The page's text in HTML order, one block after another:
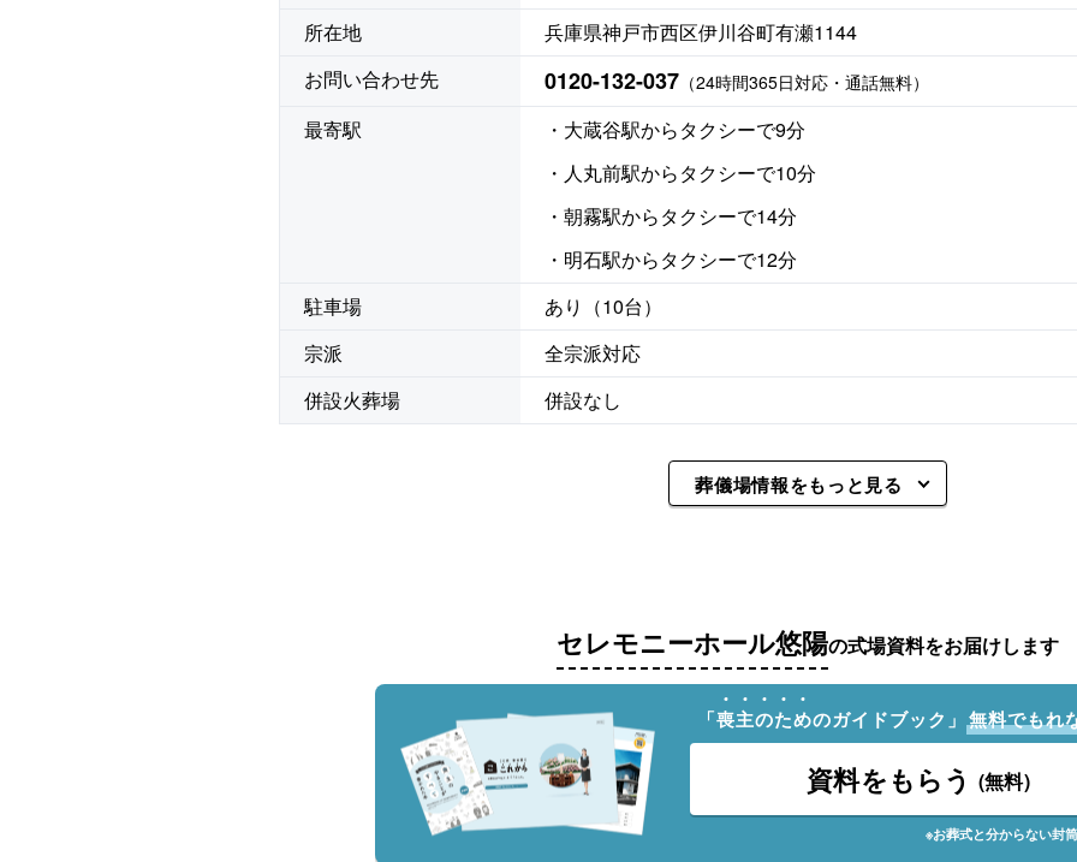
所在地
兵庫県神戸市西区伊川谷町有瀬1144
お問い合わせ先
0120-132-037 （24時間365日対応・通話無料）
最寄駅
・大蔵谷駅からタクシーで9分
・人丸前駅からタクシーで10分
・朝霧駅からタクシーで14分
・明石駅からタクシーで12分
駐車場
あり（10台）
宗派
全宗派対応
併設火葬場
併設なし
葬儀場情報をもっと見る
セレモニーホール悠陽の式場資料をお届けします
「喪主のためのガイドブック」 無料でもれ
資料をもらう (無料)
※お葬式と分からない封